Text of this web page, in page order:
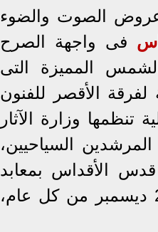
الصوت والضوء
فى واجهة الصرح
المميزة التى
لفرقة الأقصر للفنون
تنظمها وزارة الآثار
السياحيين،
الأقداس بمعابد
الكرنك، والتى تنظم احتفالية بها سنوياً فى 21 ديسمبر من كل عام،